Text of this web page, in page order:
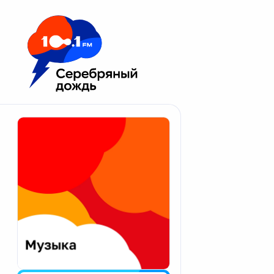
Москва 100.1 FM
Апатиты
Екатеринбург
Калининград
Калуга